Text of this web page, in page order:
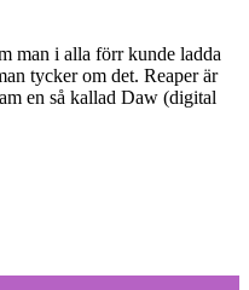
man i alla förr kunde ladda
tycker om det. Reaper är
en så kallad Daw (digital